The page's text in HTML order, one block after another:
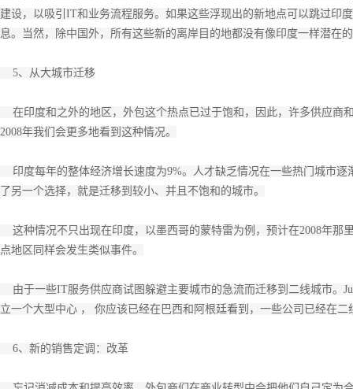
建设，以吸引IT和业务流程服务。如果这些浮现出的新地点可以跳过印
息。当然，除中国外，所有这些新的离岸目的地都没有像印度一样潜在
5、从大城市迁移
在印度和之外的地区，外包这个热点已过于饱和，因此，许多供应商
2008年我们会更多地看到这种情况。
印度每年的整体经济增长速度为9%。人才缺乏情况在一些热门城市
了另一个选择，就是迁移到较小、并且不饱和的城市。
这种情况不只出现在印度，以墨西哥的蒙特雷为例，预计在2008年那
点地区同样会发生类似事件。
由于一些IT服务供应商试图躲避主要城市的急流而迁移到二线城市。
立一个大型中心 ， 你应该已经在巴西和阿根廷看到，一些公司已经在
6、新的销售定调：改革